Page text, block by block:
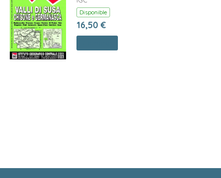
Disponible
16,50 €